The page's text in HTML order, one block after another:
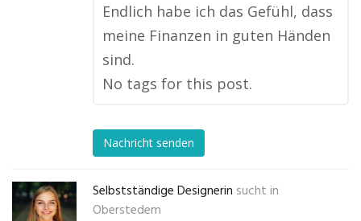
Endlich habe ich das Gefühl, dass
meine Finanzen in guten Händen
sind.
No tags for this post.
Nachricht senden
Selbstständige Designerin sucht in
Oberstedem